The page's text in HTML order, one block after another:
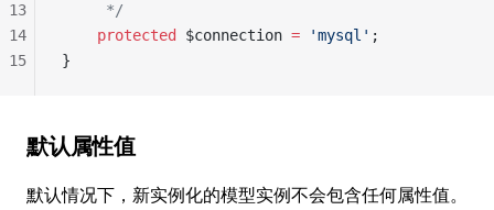
     */
    protected
$connection = 'mysql' ;
}
13
14
15
默认属性值
默认情况下，新实例化的模型实例不会包含任何属性值。